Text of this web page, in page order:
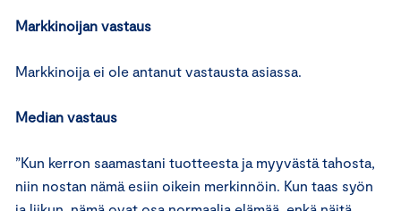
Markkinoijan vastaus
Markkinoija ei ole antanut vastausta asiassa.
Median vastaus
”Kun kerron saamastani tuotteesta ja myyvästä tahosta,
niin nostan nämä esiin oikein merkinnöin. Kun taas syön